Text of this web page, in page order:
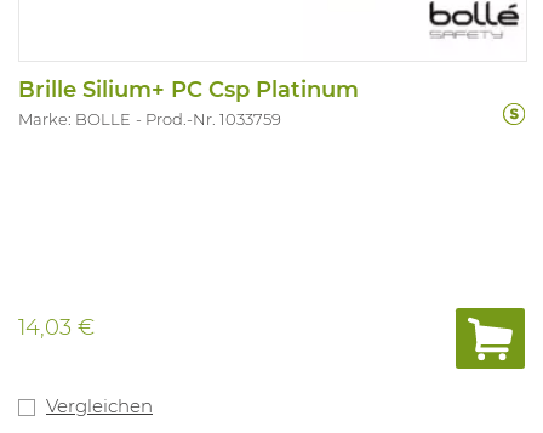
Brille Silium+ PC Csp Platinum
Marke: BOLLE Prod.-Nr. 1033759
14,03 €
Vergleichen